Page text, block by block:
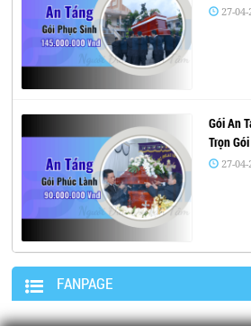
27-04-
Gói An
Trọn
27-04-
FANPAGE